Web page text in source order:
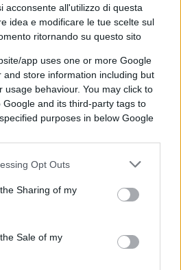
acconsente all'utilizzo di questa
idea e modificare le tue scelte sul
ritornando su questo sito
app uses one or more Google
store information including but
usage behaviour. You may click to
and its third-party tags to
purposes in below Google
Opt Outs
Sharing of my
Sale of my
che, se voleva buttare
fare lui, ma che non
BCE”.
della Merkel
dei più eminenti ministri
Leader della Cdu,
e presidente del
nel 1972, nel ruolo di